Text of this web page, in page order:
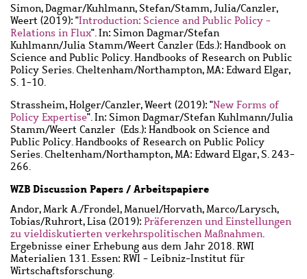
Simon, Dagmar/Kuhlmann, Stefan/Stamm, Julia/Canzler,
Weert (2019): "Introduction: Science and Public Policy -
Relations in Flux". In: Simon Dagmar/Stefan
Kuhlmann/Julia Stamm/Weert Canzler (Eds.): Handbook on
Science and Public Policy. Handbooks of Research on Public
Policy Series. Cheltenham/Northampton, MA: Edward Elgar,
S. 1-10.
Strassheim, Holger/Canzler, Weert (2019): "New Forms of
Policy Expertise". In: Simon Dagmar/Stefan Kuhlmann/Julia
Stamm/Weert Canzler (Eds.): Handbook on Science and
Public Policy. Handbooks of Research on Public Policy
Series. Cheltenham/Northampton, MA: Edward Elgar, S. 243-
266.
WZB Discussion Papers / Arbeitspapiere
Andor, Mark A./Frondel, Manuel/Horvath, Marco/Larysch,
Tobias/Ruhrort, Lisa (2019): Präferenzen und Einstellungen
zu vieldiskutierten verkehrspolitischen Maßnahmen.
Ergebnisse einer Erhebung aus dem Jahr 2018. RWI
Materialien 131. Essen: RWI - Leibniz-Institut für
Wirtschaftsforschung.